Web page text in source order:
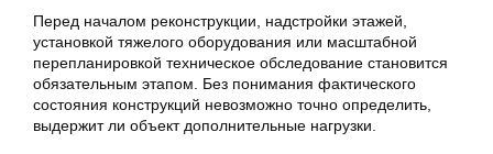
Перед началом реконструкции, надстройки этажей,
установкой тяжелого оборудования или масштабной
перепланировкой техническое обследование становится
обязательным этапом. Без понимания фактического
состояния конструкций невозможно точно определить,
выдержит ли объект дополнительные нагрузки.